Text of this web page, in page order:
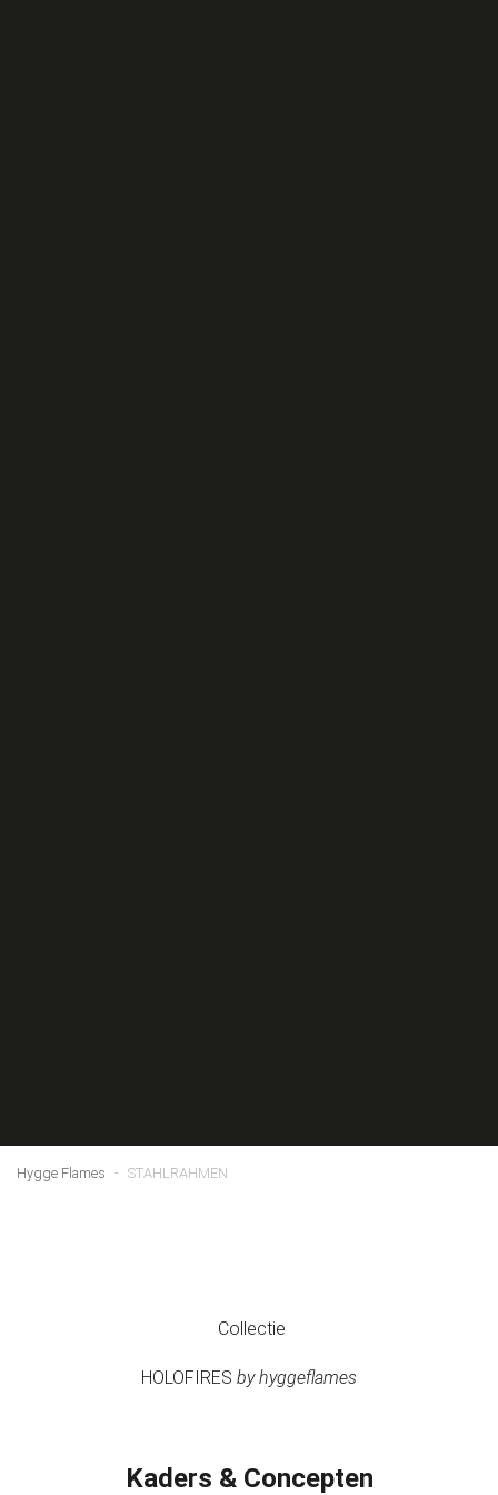
blog
verdelers
Hygge Flames STAHLRAHMEN
Collectie
HOLOFIRES by hyggeflames
Kaders & Concepten